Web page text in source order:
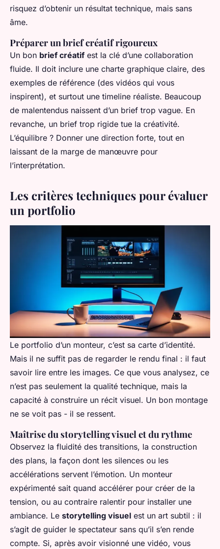
risquez d’obtenir un résultat technique, mais sans
âme.
Préparer un brief créatif rigoureux
Un bon brief créatifest la clé d’une collaboration
fluide. Il doit inclure une charte graphique claire, des
exemples de référence (des vidéos qui vous
inspirent), et surtout une timeline réaliste. Beaucoup
de malentendus naissent d’un brief trop vague. En
revanche, un brief trop rigide tue la créativité.
L’équilibre ? Donner une direction forte, tout en
laissant de la marge de manœuvre pour
l’interprétation.
Les critères techniques pour évaluer
un portfolio
Le portfolio d’un monteur, c’est sa carte d’identité.
Mais il ne suffit pas de regarder le rendu final : il faut
savoir lire entre les images. Ce que vous analysez, ce
n’est pas seulement la qualité technique, mais la
capacité à construire un récit visuel. Un bon montage
ne se voit pas - il se ressent.
Maîtrise du storytelling visuel et du rythme
Observez la fluidité des transitions, la construction
des plans, la façon dont les silences ou les
accélérations servent l’émotion. Un monteur
expérimenté sait quand accélérer pour créer de la
tension, ou au contraire ralentir pour installer une
ambiance. Le storytelling visuel est un art subtil : il
s’agit de guider le spectateur sans qu’il s’en rende
compte. Si, après avoir visionné une vidéo, vous